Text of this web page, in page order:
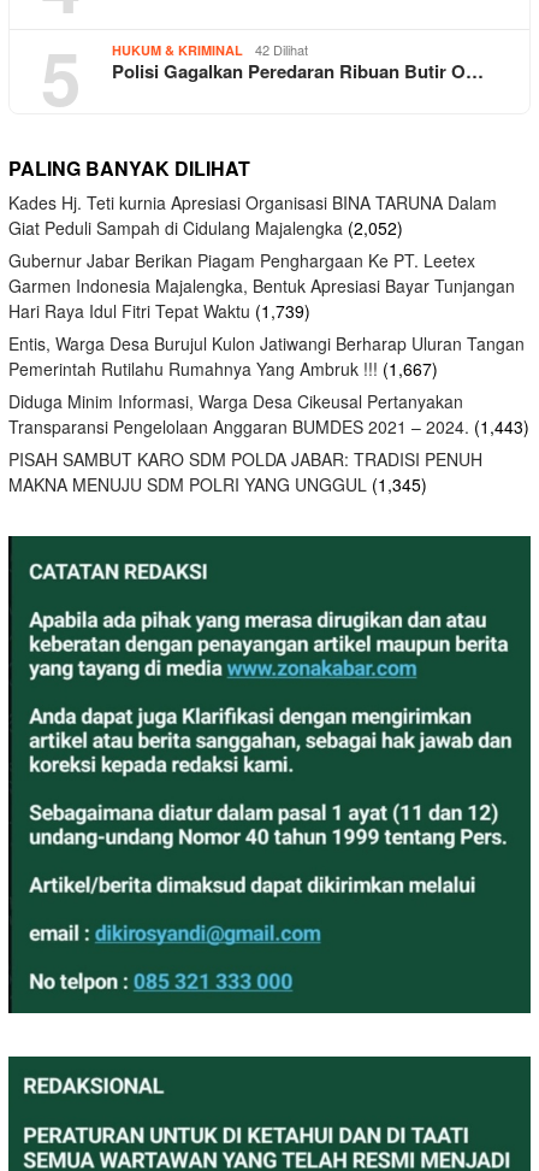
5 HUKUM & KRIMINAL 42 Dilihat
Polisi Gagalkan Peredaran Ribuan Butir O…
PALING BANYAK DILIHAT
Kades Hj. Teti kurnia Apresiasi Organisasi BINA TARUNA Dalam
Giat Peduli Sampah di Cidulang Majalengka (2,052)
Gubernur Jabar Berikan Piagam Penghargaan Ke PT. Leetex
Garmen Indonesia Majalengka, Bentuk Apresiasi Bayar Tunjangan
Hari Raya Idul Fitri Tepat Waktu (1,739)
Entis, Warga Desa Burujul Kulon Jatiwangi Berharap Uluran Tangan
Pemerintah Rutilahu Rumahnya Yang Ambruk !!! (1,667)
Diduga Minim Informasi, Warga Desa Cikeusal Pertanyakan
Transparansi Pengelolaan Anggaran BUMDES 2021 – 2024. (1,443)
PISAH SAMBUT KARO SDM POLDA JABAR: TRADISI PENUH
MAKNA MENUJU SDM POLRI YANG UNGGUL (1,345)